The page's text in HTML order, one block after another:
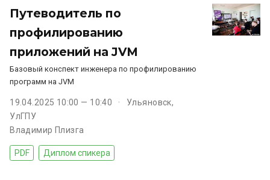
Путеводитель по
профилированию
приложений на JVM
Базовый конспект инженера по профилированию
программ на JVM
19.04.2025 10:00 — 10:40
Ульяновск,
УлГПУ
Владимир Плизга
PDF Диплом спикера